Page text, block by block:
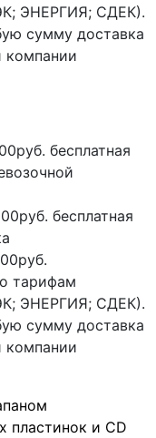
ЭНЕРГИЯ; СДЕК).
сумму доставка
компании
бесплатная
бесплатная
тарифам
ЭНЕРГИЯ; СДЕК).
сумму доставка
компании
пластинок и CD